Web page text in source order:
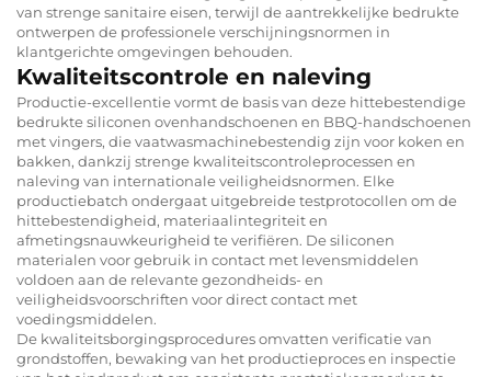
van strenge sanitaire eisen, terwijl de aantrekkelijke bedrukte
ontwerpen de professionele verschijningsnormen in
klantgerichte omgevingen behouden.
Kwaliteitscontrole en naleving
Productie-excellentie vormt de basis van deze hittebestendige
bedrukte siliconen ovenhandschoenen en BBQ-handschoenen
met vingers, die vaatwasmachinebestendig zijn voor koken en
bakken, dankzij strenge kwaliteitscontroleprocessen en
naleving van internationale veiligheidsnormen. Elke
productiebatch ondergaat uitgebreide testprotocollen om de
hittebestendigheid, materiaalintegriteit en
afmetingsnauwkeurigheid te verifiëren. De siliconen
materialen voor gebruik in contact met levensmiddelen
voldoen aan de relevante gezondheids- en
veiligheidsvoorschriften voor direct contact met
voedingsmiddelen.
De kwaliteitsborgingsprocedures omvatten verificatie van
grondstoffen, bewaking van het productieproces en inspectie